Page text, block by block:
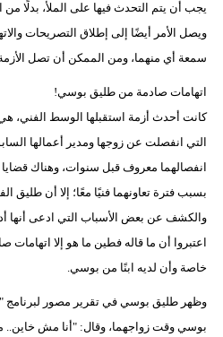
يجب أن يتم التحدث فيها على الملأ، بدلًا
ويصل الأمر أيضًا إلى إطلاق التصريحات
سمعة أي منهما، ومن الممكن أن تصل
اتهامات صادمة من طليق بوسي!
كانت أحدث أزمة استقبلها الوسط الفني،
التي انفصلت عن زوجها ومدير أعمالها
انفصالهما معروف قبل سنوات، وهناك
بسبب فترة تعاونهما فنيًا معًا؛ إلا أن طليق
والكشف عن بعض الأسباب التي ادعى أنها
اعتبروا أن ما قاله فطين ما هو إلا اتهامات
خاصة وأن لديه ابنًا من بوسي.
وظهر طليق بوسي في تقرير مصور لبرنامج
بوسي وقت زواجهما، وقال: "أنا مش خاين..